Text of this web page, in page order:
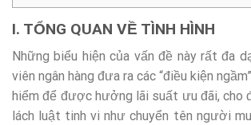
I. TỔNG QUAN VỀ TÌNH HÌNH
Những biểu hiện của vấn đề này rất đa
viên ngân hàng đưa ra các “điều kiện
hiểm để được hưởng lãi suất ưu đãi, cho
lách luật tinh vi như chuyển tên người